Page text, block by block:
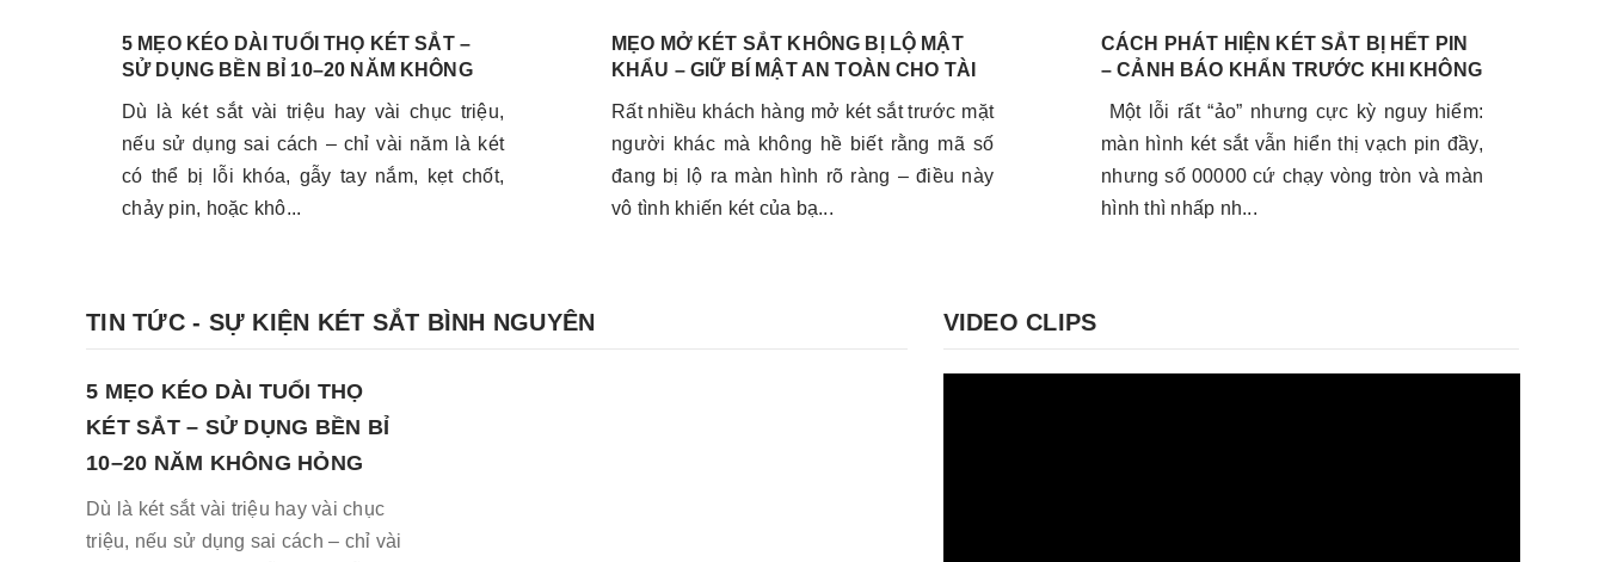
5 MẸO KÉO DÀI TUỔI THỌ KÉT SẮT –
SỬ DỤNG BỀN BỈ 10–20 NĂM KHÔNG
Dù là két sắt vài triệu hay vài chục triệu,
nếu sử dụng sai cách – chỉ vài năm là két
có thể bị lỗi khóa, gẫy tay nắm, kẹt chốt,
chảy pin, hoặc khô...
MẸO MỞ KÉT SẮT KHÔNG BỊ LỘ MẬT
KHẨU – GIỮ BÍ MẬT AN TOÀN CHO TÀI
Rất nhiều khách hàng mở két sắt trước mặt
người khác mà không hề biết rằng mã số
đang bị lộ ra màn hình rõ ràng – điều này
vô tình khiến két của bạ...
CÁCH PHÁT HIỆN KÉT SẮT BỊ HẾT PIN
– CẢNH BÁO KHẨN TRƯỚC KHI KHÔNG
MỞ ĐƯỢC
Một lỗi rất “ảo” nhưng cực kỳ nguy hiểm:
màn hình két sắt vẫn hiển thị vạch pin đầy,
nhưng số 00000 cứ chạy vòng tròn và màn
hình thì nhấp nh...
TIN TỨC - SỰ KIỆN KÉT SẮT BÌNH NGUYÊN
5 MẸO KÉO DÀI TUỔI THỌ
KÉT SẮT – SỬ DỤNG BỀN BỈ
10–20 NĂM KHÔNG HỎNG
Dù là két sắt vài triệu hay vài chục
triệu, nếu sử dụng sai cách – chỉ vài
VIDEO CLIPS